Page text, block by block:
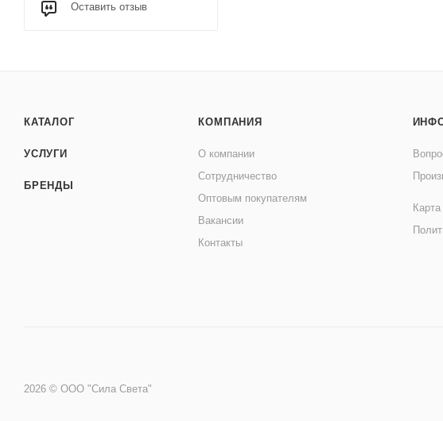
Оставить отзыв
КАТАЛОГ
УСЛУГИ
БРЕНДЫ
КОМПАНИЯ
О компании
Сотрудничество
Оптовым покупателям
Вакансии
Контакты
2026 © ООО "Сила Света"